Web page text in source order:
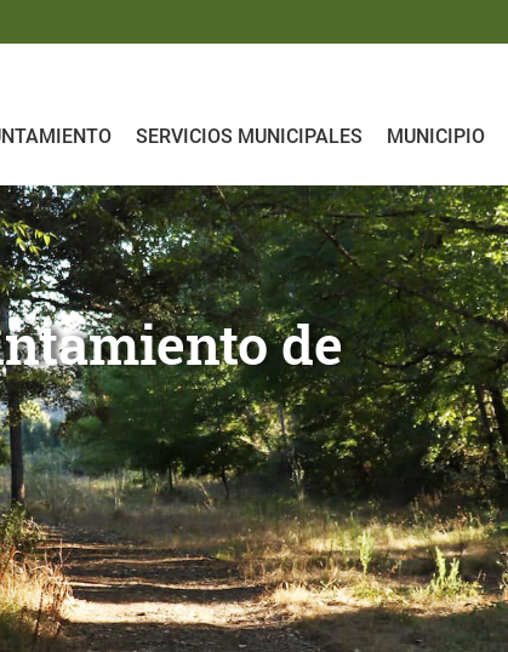
SERVICIOS MUNICIPALES MUNICIPIO
Iruraiz - Gauna
municipio